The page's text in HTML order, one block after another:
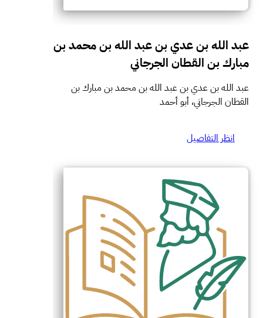
عبد الله بن عدي بن عبد الله بن محمد بن
مبارك بن القطان الجرجاني
عبد الله بن عدي بن عبد الله بن محمد بن مبارك بن
القطان الجرجاني، أبو أحمد
انظر التفاصيل